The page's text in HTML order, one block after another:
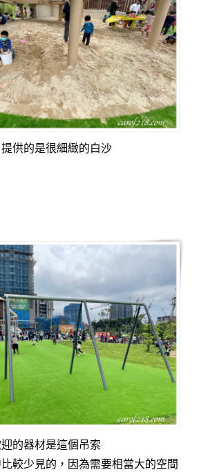
供的是很細緻的白沙
的器材是這個吊索
較少見的，因為需要相當大的空間